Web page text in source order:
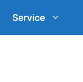
Service